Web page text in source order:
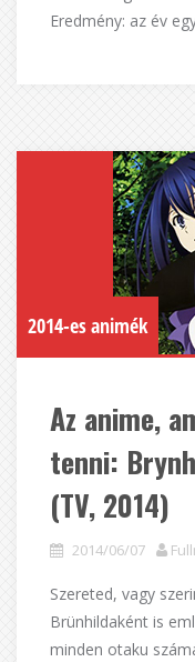
Eredmény: az év
2014-es animék
Az anime,
tenni:
(TV, 2014)
2014/06/07
Szereted, vagy
Brünhildaként is
minden otaku